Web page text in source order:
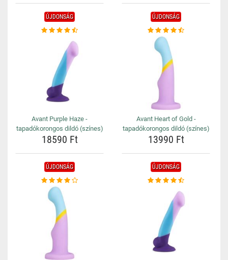
ÚJDONSÁG
Avant Purple Haze -
tapadókorongos dildó (színes)
18590 Ft
ÚJDONSÁG
Avant Heart of Gold -
tapadókorongos dildó (színes)
13990 Ft
ÚJDONSÁG ÚJDONSÁG